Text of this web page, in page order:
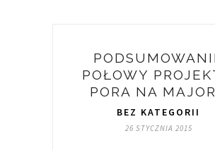
POŁOWY
PORA NA
BEZ KATEGORII
26 STYCZNIA 2015